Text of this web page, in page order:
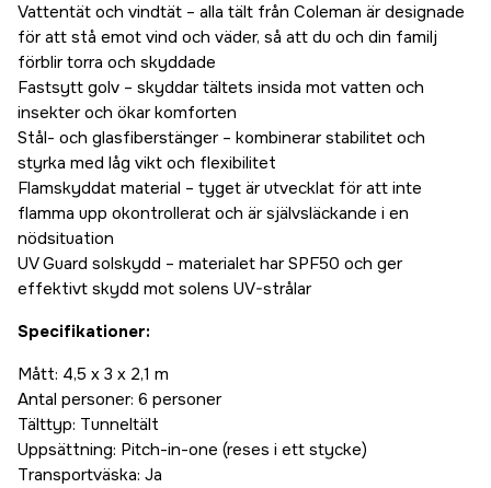
Vattentät och vindtät – alla tält från Coleman är designade
för att stå emot vind och väder, så att du och din familj
förblir torra och skyddade
Fastsytt golv – skyddar tältets insida mot vatten och
insekter och ökar komforten
Stål- och glasfiberstänger – kombinerar stabilitet och
styrka med låg vikt och flexibilitet
Flamskyddat material – tyget är utvecklat för att inte
flamma upp okontrollerat och är självsläckande i en
nödsituation
UV Guard solskydd – materialet har SPF50 och ger
effektivt skydd mot solens UV-strålar
Specifikationer:
Mått: 4,5 x 3 x 2,1 m
Antal personer: 6 personer
Tälttyp: Tunneltält
Uppsättning: Pitch-in-one (reses i ett stycke)
Transportväska: Ja